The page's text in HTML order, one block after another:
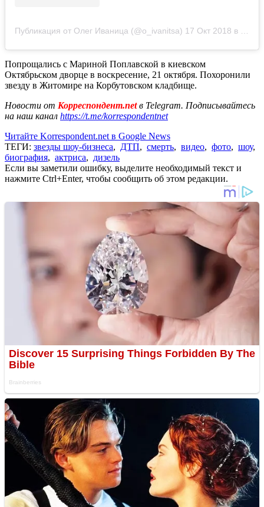
Публикация от Олег Иваница (@o_ivanitsa) 17 Окт 2018 в 11:52 PDT
Попрощались с Мариной Поплавской в киевском
Октябрьском дворце в воскресение, 21 октября. Похоронили
звезду в Житомире на Корбутовском кладбище.
Новости от Корреспондент.netв Telegram. Подписывайтесь
на наш канал https://t.me/korrespondentnet
Читайте Korrespondent.net в Google News
ТЕГИ: звезды шоу-бизнеса, ДТП, смерть, видео, фото, шоу,
биография, актриса, дизель
Если вы заметили ошибку, выделите необходимый текст и
нажмите Ctrl+Enter, чтобы сообщить об этом редакции.